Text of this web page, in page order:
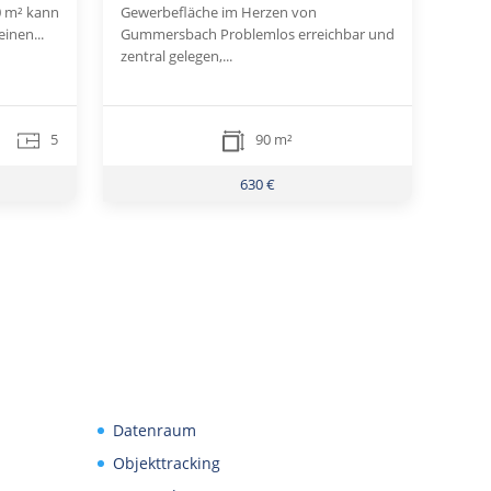
kann
5
Gewerbefläche im Herzen von
Gummersbach Problemlos erreichbar und
zentral gelegen,...
90 m²
630 €
Datenraum
Objekttracking